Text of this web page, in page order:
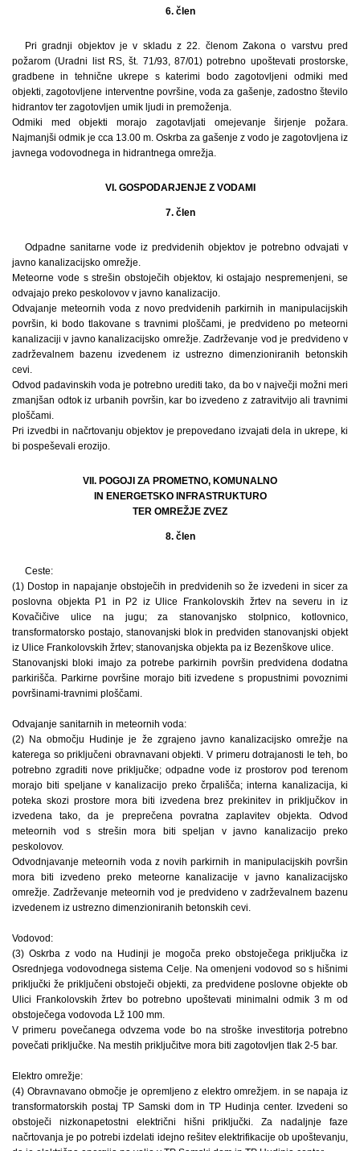
6. člen
Pri gradnji objektov je v skladu z 22. členom Zakona o varstvu pred
požarom (Uradni list RS, št. 71/93, 87/01) potrebno upoštevati prostorske,
gradbene in tehnične ukrepe s katerimi bodo zagotovljeni odmiki med
objekti, zagotovljene interventne površine, voda za gašenje, zadostno število
hidrantov ter zagotovljen umik ljudi in premoženja.
Odmiki med objekti morajo zagotavljati omejevanje širjenje požara.
Najmanjši odmik je cca 13.00 m. Oskrba za gašenje z vodo je zagotovljena iz
javnega vodovodnega in hidrantnega omrežja.
VI. GOSPODARJENJE Z VODAMI
7. člen
Odpadne sanitarne vode iz predvidenih objektov je potrebno odvajati v
javno kanalizacijsko omrežje.
Meteorne vode s strešin obstoječih objektov, ki ostajajo nespremenjeni, se
odvajajo preko peskolovov v javno kanalizacijo.
Odvajanje meteornih voda z novo predvidenih parkirnih in manipulacijskih
površin, ki bodo tlakovane s travnimi ploščami, je predvideno po meteorni
kanalizaciji v javno kanalizacijsko omrežje. Zadrževanje vod je predvideno v
zadrževalnem bazenu izvedenem iz ustrezno dimenzioniranih betonskih
cevi.
Odvod padavinskih voda je potrebno urediti tako, da bo v največji možni meri
zmanjšan odtok iz urbanih površin, kar bo izvedeno z zatravitvijo ali travnimi
ploščami.
Pri izvedbi in načrtovanju objektov je prepovedano izvajati dela in ukrepe, ki
bi pospeševali erozijo.
VII. POGOJI ZA PROMETNO, KOMUNALNO
IN ENERGETSKO INFRASTRUKTURO
TER OMREŽJE ZVEZ
8. člen
Ceste:
(1) Dostop in napajanje obstoječih in predvidenih so že izvedeni in sicer za
poslovna objekta P1 in P2 iz Ulice Frankolovskih žrtev na severu in iz
Kovačičive ulice na jugu; za stanovanjsko stolpnico, kotlovnico,
transformatorsko postajo, stanovanjski blok in predviden stanovanjski objekt
iz Ulice Frankolovskih žrtev; stanovanjska objekta pa iz Bezenškove ulice.
Stanovanjski bloki imajo za potrebe parkirnih površin predvidena dodatna
parkirišča. Parkirne površine morajo biti izvedene s propustnimi povoznimi
površinami-travnimi ploščami.
Odvajanje sanitarnih in meteornih voda:
(2) Na območju Hudinje je že zgrajeno javno kanalizacijsko omrežje na
katerega so priključeni obravnavani objekti. V primeru dotrajanosti le teh, bo
potrebno zgraditi nove priključke; odpadne vode iz prostorov pod terenom
morajo biti speljane v kanalizacijo preko črpališča; interna kanalizacija, ki
poteka skozi prostore mora biti izvedena brez prekinitev in priključkov in
izvedena tako, da je preprečena povratna zaplavitev objekta. Odvod
meteornih vod s strešin mora biti speljan v javno kanalizacijo preko
peskolovov.
Odvodnjavanje meteornih voda z novih parkirnih in manipulacijskih površin
mora biti izvedeno preko meteorne kanalizacije v javno kanalizacijsko
omrežje. Zadrževanje meteornih vod je predvideno v zadrževalnem bazenu
izvedenem iz ustrezno dimenzioniranih betonskih cevi.
Vodovod:
(3) Oskrba z vodo na Hudinji je mogoča preko obstoječega priključka iz
Osrednjega vodovodnega sistema Celje. Na omenjeni vodovod so s hišnimi
priključki že priključeni obstoječi objekti, za predvidene poslovne objekte ob
Ulici Frankolovskih žrtev bo potrebno upoštevati minimalni odmik 3 m od
obstoječega vodovoda Lž 100 mm.
V primeru povečanega odvzema vode bo na stroške investitorja potrebno
povečati priključke. Na mestih priključitve mora biti zagotovljen tlak 2-5 bar.
Elektro omrežje:
(4) Obravnavano območje je opremljeno z elektro omrežjem. in se napaja iz
transformatorskih postaj TP Samski dom in TP Hudinja center. Izvedeni so
obstoječi nizkonapetostni električni hišni priključki. Za nadaljnje faze
načrtovanja je po potrebi izdelati idejno rešitev elektrifikacije ob upoštevanju,